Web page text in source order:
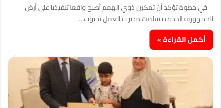
في خطوة تؤكد أن تمكين ذوي الهمم أصبح واقعا تنفيذيا على أرض
الجمهورية الجديدة سلمت مديرية العمل بجنوب…
أكمل القراءة »